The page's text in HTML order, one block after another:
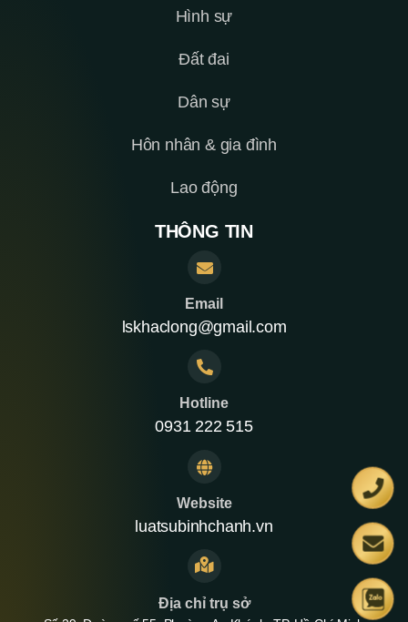
Hình sự
Đất đai
Dân sự
Hôn nhân & gia đình
Lao động
THÔNG TIN
Email
lskhaclong@gmail.com
Hotline
0931 222 515
Website
luatsubinhchanh.vn
Địa chỉ trụ sở